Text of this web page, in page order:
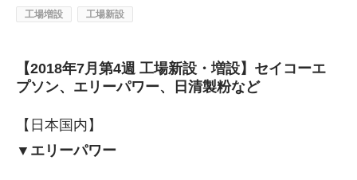
工場増設 工場新設
【2018年7月第4週 工場新設・増設】セイコーエ
プソン、エリーパワー、日清製粉など
【日本国内】
▼エリーパワー